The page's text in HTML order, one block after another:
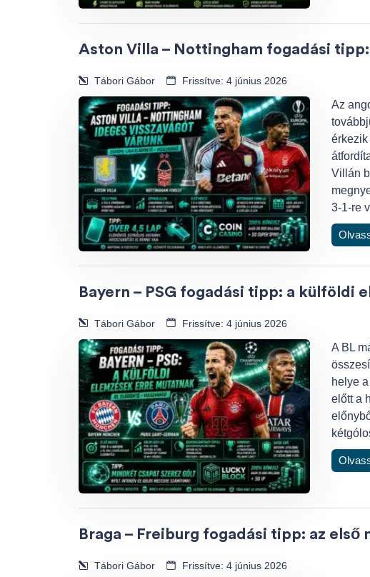
Aston Villa – Nottingham fogadási
Tábori Gábor Frissítve: 4 június 2026
Az
Villán
3-1-re
Bayern – PSG fogadási tipp: a külföldi
Tábori Gábor Frissítve: 4 június 2026
A BL
helye
előtt a
Braga – Freiburg fogadási tipp: az első
Tábori Gábor Frissítve: 4 június 2026